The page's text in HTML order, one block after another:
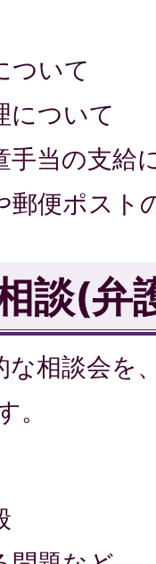
ついて
について
手当の支給
郵便ポスト
談(弁
な相談会を
。